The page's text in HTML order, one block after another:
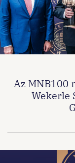
Az MNB100
Wekerle